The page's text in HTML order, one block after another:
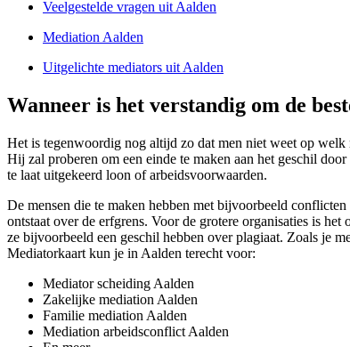
Veelgestelde vragen uit Aalden
Mediation Aalden
Uitgelichte mediators uit Aalden
Wanneer is het verstandig om de
Het is tegenwoordig nog altijd zo dat men niet weet op
Hij zal proberen om een einde te maken aan het geschil
te laat uitgekeerd loon of arbeidsvoorwaarden.
De mensen die te maken hebben met bijvoorbeeld
ontstaat over de erfgrens. Voor de grotere organisaties is
ze bijvoorbeeld een geschil hebben over plagiaat. Zoals je
Mediatorkaart kun je in Aalden terecht voor:
Mediator scheiding Aalden
Zakelijke mediation Aalden
Familie mediation Aalden
Mediation arbeidsconflict Aalden